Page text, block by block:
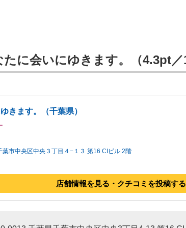
ットの話題
に会いにゆきます。（4.3pt／
きます。（千葉県）
-
市中央区中央３丁目４−１３ 第16 CIビル 2階
店舗情報を見る・クチコミを投稿する